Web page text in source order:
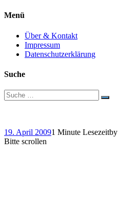
Menü
Über & Kontakt
Impressum
Datenschutzerklärung
Suche
Suche
nach:
19. April 20091 Minute Lesezeitby
Bitte scrollen